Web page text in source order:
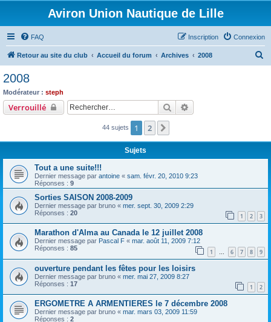
Aviron Union Nautique de Lille
FAQ Connexion
Inscription
Retour au site du club Accueil du forum Archives 2008
c
2008
Modérateur : steph
Verrouillé Rechercher
44 sujets 1 2
Sujets
Tout a une suite!!!
Dernier message par antoine « sam. févr. 20, 2010 9:23
Réponses : 9
Sorties SAISON 2008-2009
Dernier message par bruno « mer. sept. 30, 2009 2:29
Réponses : 20 1 2 3
Marathon d'Alma au Canada le 12 juillet 2008
Dernier message par Pascal F « mar. août 11, 2009 7:12
Réponses : 85 1 … 6 7 8 9
ouverture pendant les fêtes pour les loisirs
Dernier message par bruno « mer. mai 27, 2009 8:27
Réponses : 17 1 2
ERGOMETRE A ARMENTIERES le 7 décembre 2008
Dernier message par bruno « mar. mars 03, 2009 11:59
Réponses : 2